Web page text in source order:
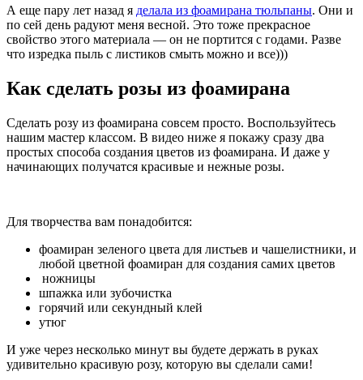
А еще пару лет назад я делала из фоамирана тюльпаны. Они и
по сей день радуют меня весной. Это тоже прекрасное
свойство этого материала — он не портится с годами. Разве
что изредка пыль с листиков смыть можно и все)))
Как сделать розы из фоамирана
Сделать розу из фоамирана совсем просто. Воспользуйтесь
нашим мастер классом. В видео ниже я покажу сразу два
простых способа создания цветов из фоамирана. И даже у
начинающих получатся красивые и нежные розы.
Для творчества вам понадобится:
фоамиран зеленого цвета для листьев и чашелистники, и
любой цветной фоамиран для создания самих цветов
ножницы
шпажка или зубочистка
горячий или секундный клей
утюг
И уже через несколько минут вы будете держать в руках
удивительно красивую розу, которую вы сделали сами!